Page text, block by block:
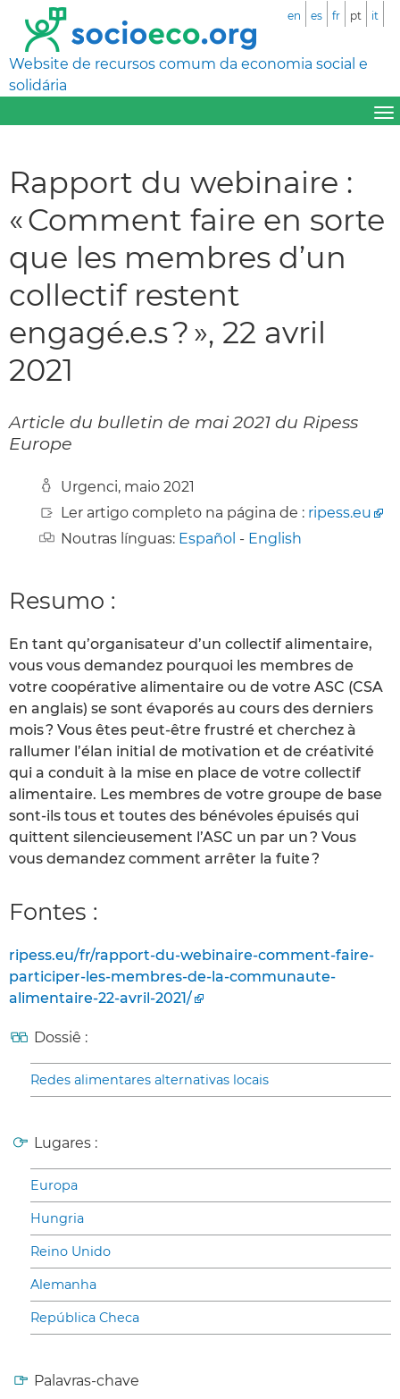
Website de recursos comum da economia social e
solidária
en es fr pt it
Rapport du webinaire :
« Comment faire en sorte
que les membres d’un
collectif restent
engagé.e.s ? », 22 avril
2021
Article du bulletin de mai 2021 du Ripess
Europe
Urgenci, maio 2021
Ler artigo completo na página de : ripess.eu
Noutras línguas: Español - English
Resumo :
En tant qu’organisateur d’un collectif alimentaire,
vous vous demandez pourquoi les membres de
votre coopérative alimentaire ou de votre ASC (CSA
en anglais) se sont évaporés au cours des derniers
mois ? Vous êtes peut-être frustré et cherchez à
rallumer l’élan initial de motivation et de créativité
qui a conduit à la mise en place de votre collectif
alimentaire. Les membres de votre groupe de base
sont-ils tous et toutes des bénévoles épuisés qui
quittent silencieusement l’ASC un par un ? Vous
vous demandez comment arrêter la fuite ?
Fontes :
ripess.eu/fr/rapport-du-webinaire-comment-faire-
participer-les-membres-de-la-communaute-
alimentaire-22-avril-2021/
Dossiê :
Redes alimentares alternativas locais
Lugares :
Europa
Hungria
Reino Unido
Alemanha
República Checa
Palavras-chave